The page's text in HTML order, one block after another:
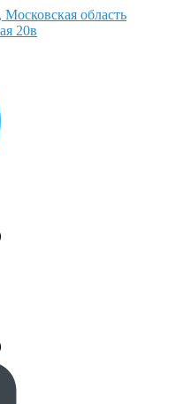
область
20в